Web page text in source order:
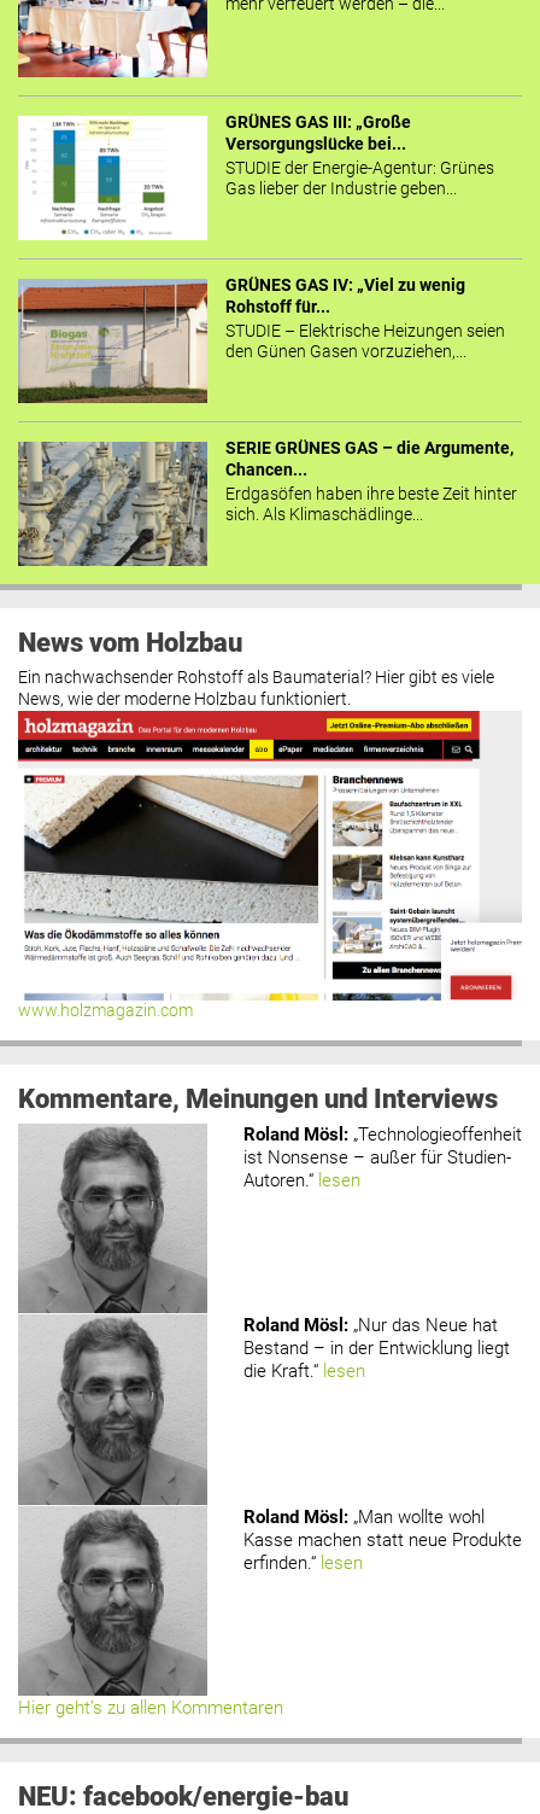
GRÜNES GAS III: „Große
Versorgungslücke bei...
STUDIE der Energie-Agentur: Grünes
Gas lieber der Industrie geben...
GRÜNES GAS IV: „Viel zu wenig
Rohstoff für...
STUDIE – Elektrische Heizungen seien
den Günen Gasen vorzuziehen,...
SERIE GRÜNES GAS – die Argumente,
Chancen...
Erdgasöfen haben ihre beste Zeit hinter
sich. Als Klimaschädlinge...
News vom Holzbau
Ein nachwachsender Rohstoff als Baumaterial? Hier gibt es viele
News, wie der moderne Holzbau funktioniert.
www.holzmagazin.com
Kommentare, Meinungen und Interviews
Roland Mösl : „Technologieoffenheit
ist Nonsense – außer für Studien-
Autoren.“ lesen
Roland Mösl : „Nur das Neue hat
Bestand – in der Entwicklung liegt
die Kraft.“ lesen
Roland Mösl : „Man wollte wohl
Kasse machen statt neue Produkte
erfinden.“ lesen
Hier geht’s zu allen Kommentaren
NEU: facebook/energie-bau